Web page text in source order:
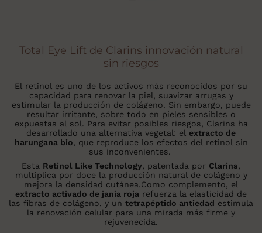
Total Eye Lift de Clarins innovación natural
sin riesgos
El retinol es uno de los activos más reconocidos por su
capacidad para renovar la piel, suavizar arrugas y
estimular la producción de colágeno. Sin embargo, puede
resultar irritante, sobre todo en pieles sensibles o
expuestas al sol. Para evitar posibles riesgos, Clarins ha
desarrollado una alternativa vegetal: el extracto de
harungana bio, que reproduce los efectos del retinol sin
sus inconvenientes.
Esta Retinol Like Technology, patentada por Clarins,
multiplica por doce la producción natural de colágeno y
mejora la densidad cutánea.Como complemento, el
extracto activado de jania roja refuerza la elasticidad de
las fibras de colágeno, y un tetrapéptido antiedad estimula
la renovación celular para una mirada más firme y
rejuvenecida.